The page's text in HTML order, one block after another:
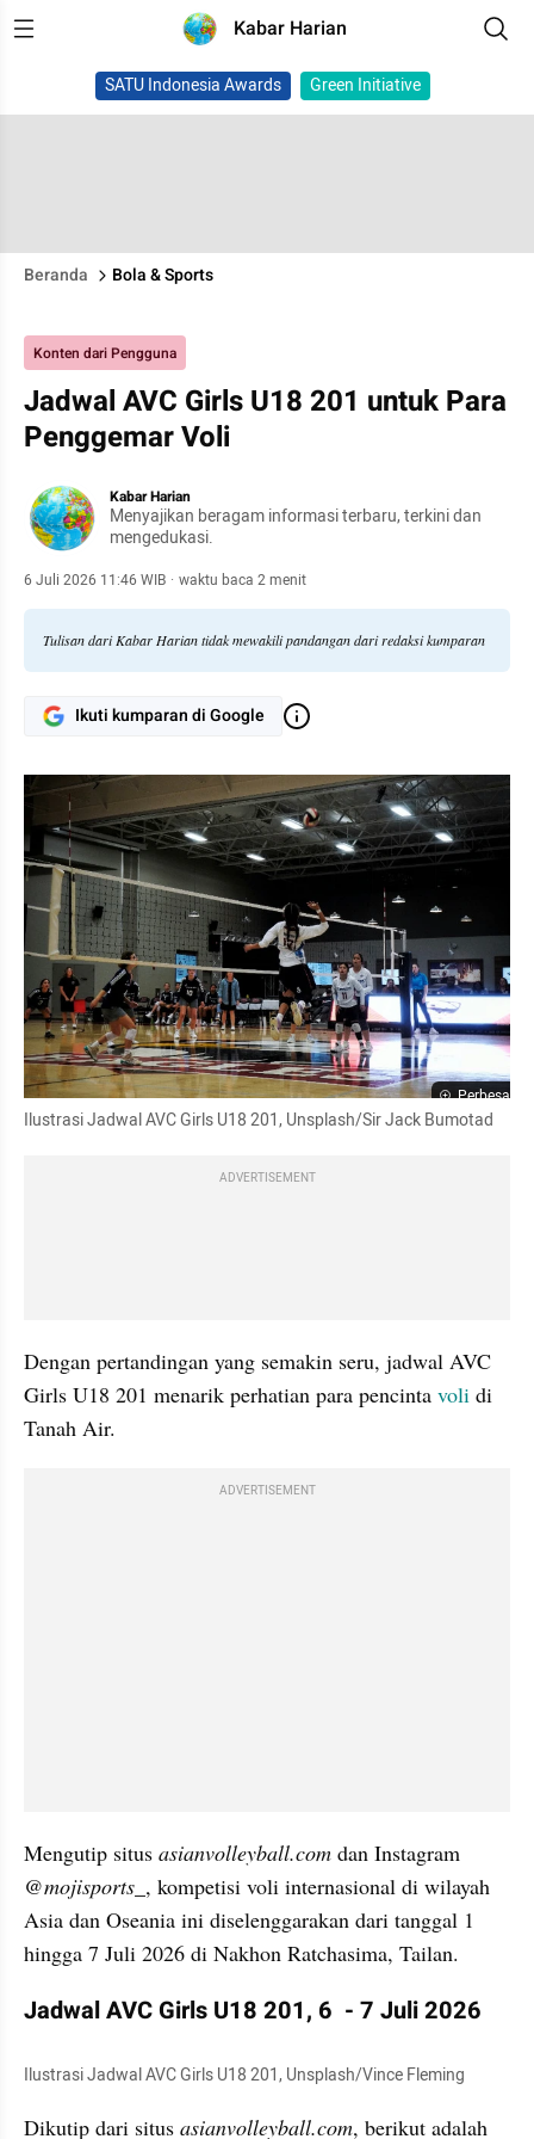
Kabar Harian
SATU Indonesia Awards Green Initiative
Beranda Bola & Sports
Konten dari Pengguna
Jadwal AVC Girls U18 201 untuk Para
Penggemar Voli
Kabar Harian
Menyajikan beragam informasi terbaru, terkini dan
mengedukasi.
6 Juli 2026 11:46 WIB · waktu baca 2 menit
Tulisan dari Kabar Harian tidak mewakili pandangan dari redaksi kumparan
Ikuti kumparan di Google
Perbesar
Ilustrasi Jadwal AVC Girls U18 201, Unsplash/Sir Jack Bumotad
ADVERTISEMENT
Dengan pertandingan yang semakin seru, jadwal AVC
Girls U18 201 menarik perhatian para pencinta voli di
Tanah Air.
ADVERTISEMENT
Mengutip situs asianvolleyball.com
@mojisports_ , kompetisi voli internasional di wilayah
Asia dan Oseania ini diselenggarakan dari tanggal 1
hingga 7 Juli 2026 di Nakhon Ratchasima, Tailan.
Jadwal AVC Girls U18 201, 6  - 7 Juli 2026
Ilustrasi Jadwal AVC Girls U18 201, Unsplash/Vince Fleming
Dikutip dari situs asianvolleyball.com, berikut adalah